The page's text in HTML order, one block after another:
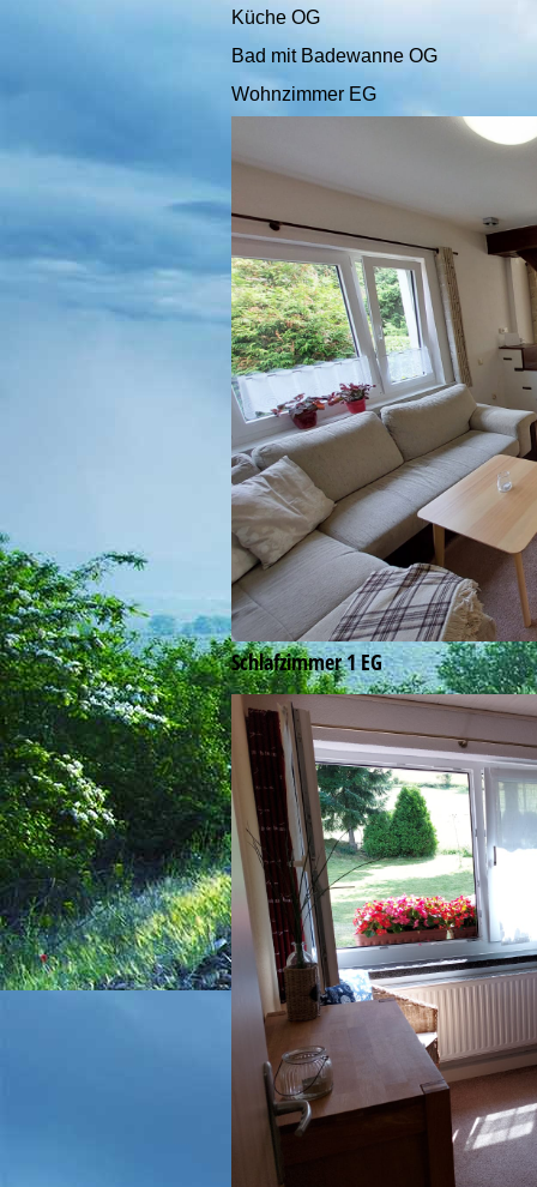
Küche OG
Bad mit Badewanne OG
Wohnzimmer EG
Schlafzimmer 1 EG